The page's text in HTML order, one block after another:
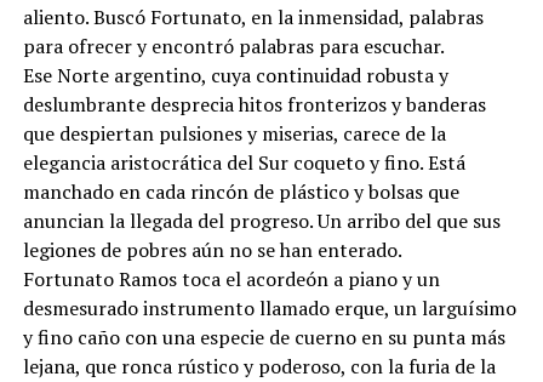
aliento. Buscó Fortunato, en la inmensidad, palabras
para ofrecer y encontró palabras para escuchar.
Ese Norte argentino, cuya continuidad robusta y
deslumbrante desprecia hitos fronterizos y banderas
que despiertan pulsiones y miserias, carece de la
elegancia aristocrática del Sur coqueto y fino. Está
manchado en cada rincón de plástico y bolsas que
anuncian la llegada del progreso. Un arribo del que sus
legiones de pobres aún no se han enterado.
Fortunato Ramos toca el acordeón a piano y un
desmesurado instrumento llamado erque, un larguísimo
y fino caño con una especie de cuerno en su punta más
lejana, que ronca rústico y poderoso, con la furia de la